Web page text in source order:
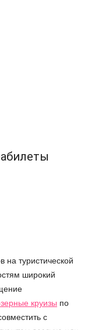
туристической
широкий
круизы по
с